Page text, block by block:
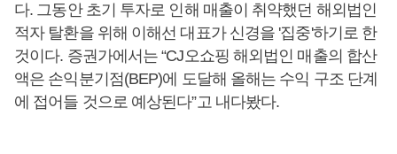
다. 그동안 초기 투자로 인해 매출이 취약했던 해외법인
적자 탈환을 위해 이해선 대표가 신경을 '집중'하기로 한
것이다. 증권가에서는 “CJ오쇼핑 해외법인 매출의 합산
액은 손익분기점(BEP)에 도달해 올해는 수익 구조 단계
에 접어들 것으로 예상된다”고 내다봤다.